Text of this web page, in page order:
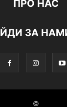
ПРО НАС
ЙДИ ЗА
©